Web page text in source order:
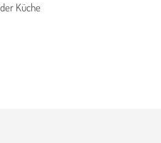
Küche